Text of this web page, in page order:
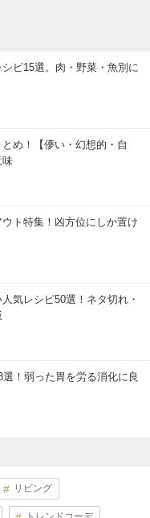
ピ15選。肉・野菜・魚別に
め！【儚い・幻想的・自
味
ト特集！凶方位にしか置け
気レシピ50選！ネタ切れ・
！弱った胃を労る消化に良
リビング